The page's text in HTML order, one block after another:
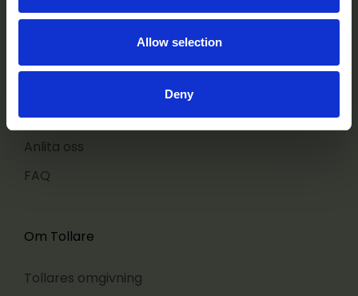
Allow selection
Deny
För deltagare
Anlita oss
FAQ
Om Tollare
Tollares omgivning